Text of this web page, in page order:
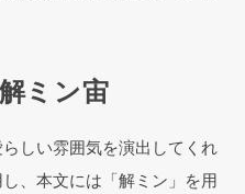
ミン宙
しい雰囲気を演出してくれ
、本文には「解ミン」を用